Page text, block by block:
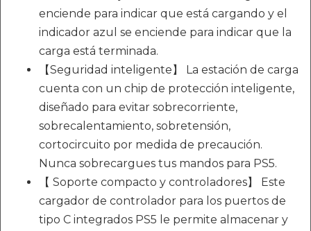
enciende para indicar que está cargando y el
indicador azul se enciende para indicar que la
carga está terminada.
【Seguridad inteligente】 La estación de carga
cuenta con un chip de protección inteligente,
diseñado para evitar sobrecorriente,
sobrecalentamiento, sobretensión,
cortocircuito por medida de precaución.
Nunca sobrecargues tus mandos para PS5.
【 Soporte compacto y controladores】 Este
cargador de controlador para los puertos de
tipo C integrados PS5 le permite almacenar y